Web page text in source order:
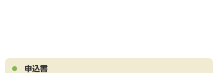
申込書